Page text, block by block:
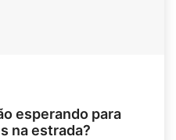
esperando para
na estrada?